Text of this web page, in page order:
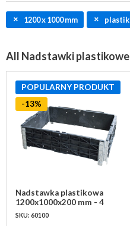
1200 x 1000 mm plastik
All Nadstawki plastikowe
POPULARNY PRODUKT
-13%
Nadstawka plastikowa
1200x1000x200 mm - 4
zawiasy
SKU: 60100